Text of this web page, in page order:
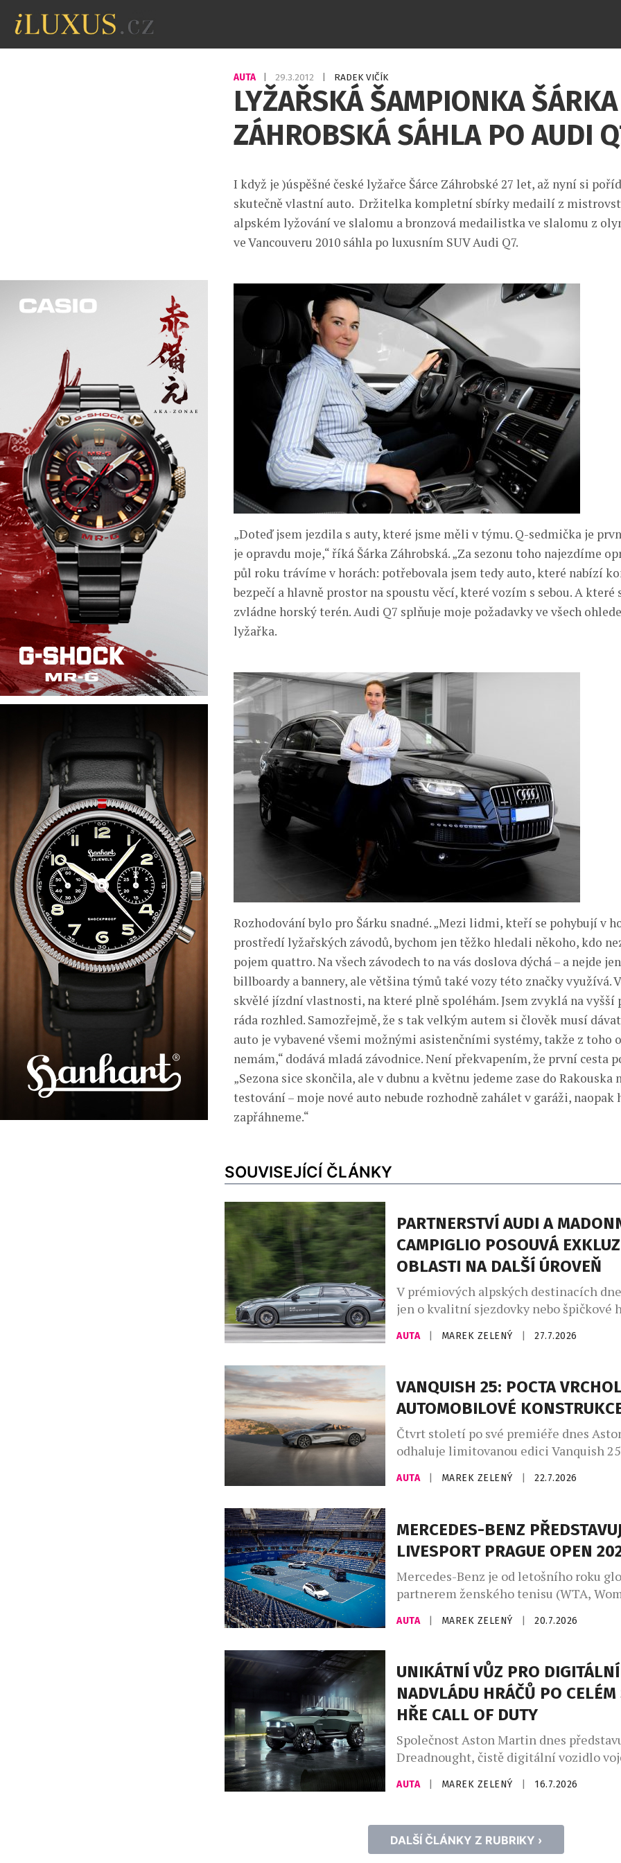
AUTA 29.3.2012 RADEK VIČÍK
LYŽAŘSKÁ ŠAMPIONKA ŠÁRKA
ZÁHROBSKÁ SÁHLA PO AUDI
I když je )úspěšné české lyžařce Šárce Záhrobské 27 let, až nyní si
skutečně vlastní auto. Držitelka kompletní sbírky medailí z
alpském lyžování ve slalomu a bronzová medailistka ve slalomu z
ve Vancouveru 2010 sáhla po luxusním SUV Audi Q7.
„Doteď jsem jezdila s auty, které jsme měli v týmu. Q-sedmička je
je opravdu moje,“ říká Šárka Záhrobská. „Za sezonu toho najezdíme
půl roku trávíme v horách: potřebovala jsem tedy auto, které nabízí
bezpečí a hlavně prostor na spoustu věcí, které vozím s sebou. A které
zvládne horský terén. Audi Q7 splňuje moje požadavky ve všech
lyžařka.
Rozhodování bylo pro Šárku snadné. „Mezi lidmi, kteří se pohybují v
prostředí lyžařských závodů, bychom jen těžko hledali někoho, kdo
pojem quattro. Na všech závodech to na vás doslova dýchá – a nejde jen
billboardy a bannery, ale většina týmů také vozy této značky využívá.
skvělé jízdní vlastnosti, na které plně spoléhám. Jsem zvyklá na vyšší
ráda rozhled. Samozřejmě, že s tak velkým autem si člověk musí dávat
auto je vybavené všemi možnými asistenčními systémy, takže z toho
nemám,“ dodává mladá závodnice. Není překvapením, že první cesta
„Sezona sice skončila, ale v dubnu a květnu jedeme zase do Rakouska
testování – moje nové auto nebude rozhodně zahálet v garáži, naopak
zapřáhneme.“
SOUVISEJÍCÍ ČLÁNKY
PARTNERSTVÍ AUDI A
CAMPIGLIO POSOUVÁ
OBLASTI NA DALŠÍ ÚROVEŇ
V prémiových alpských destinacích
jen o kvalitní sjezdovky nebo špičkové
větší roli hrají značky, které dokážou
charakter místa. Madonna di Campiglio
společností Audi, jež se stala nedílnou
života tohoto prestižního střediska.
nevzniklo pouze z marketingových
Madonna […]
AUTA MAREK ZELENÝ 27.7.2026
VANQUISH 25: POCTA
AUTOMOBILOVÉ
Čtvrt století po své premiéře dnes
odhaluje limitovanou edici Vanquish
poctu třem generacím tohoto slavného
automobilu, vytvořenou zakázkovým
divize zakázkových úprav Q by Aston
uplatňují své bezkonkurenční
vozů na míru a speciálních modelů a
ukázkou je […]
AUTA MAREK ZELENÝ 22.7.2026
MERCEDES-BENZ
LIVESPORT PRAGUE OPEN
Mercedes-Benz je od letošního roku
partnerem ženského tenisu (WTA,
Association) a aktivně se zapojuje do
kategorie WTA 1000, 500 a 250.
značky Mercedes-Benz pokračuje také v
republice. Tenisový turnaj WTA
Open 2026 je místem pro národní
Mercedes-Benz VLE. Mercedes-Benz […]
AUTA MAREK ZELENÝ 20.7.2026
UNIKÁTNÍ VŮZ PRO DIGITÁLNÍ
NADVLÁDU HRÁČŮ PO CELÉM
HŘE CALL OF DUTY
Společnost Aston Martin dnes
Dreadnought, čistě digitální vozidlo
specifikace navržené exkluzivně pro
of Duty: Modern Warfare 4. Toto
vývojáři a vydavateli hry, společnostmi
a Activision, kombinuje vysoký výkon a
AUTA MAREK ZELENÝ 16.7.2026
DALŠÍ ČLÁNKY Z RUBRIKY ›